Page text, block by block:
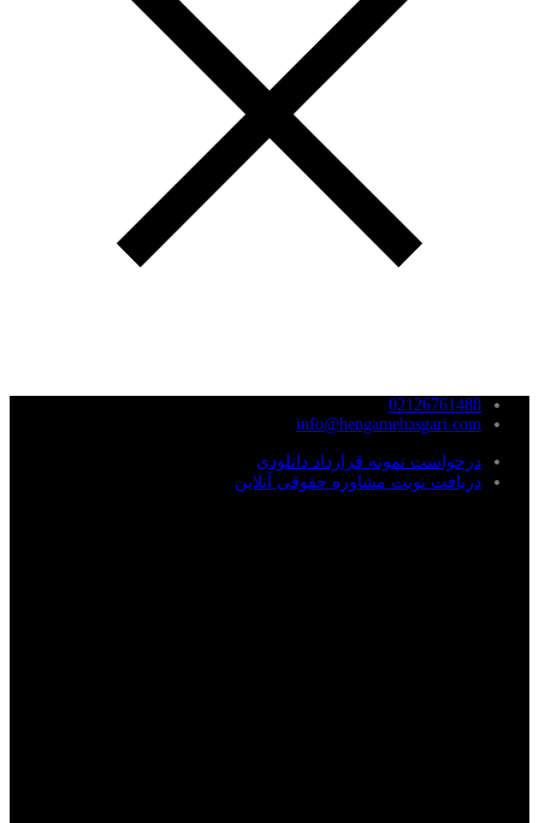
02126761488
info@hengamehasgari.com
درخواست نمونه قرارداد دانلودی
دریافت نوبت مشاوره حقوقی آنلاین